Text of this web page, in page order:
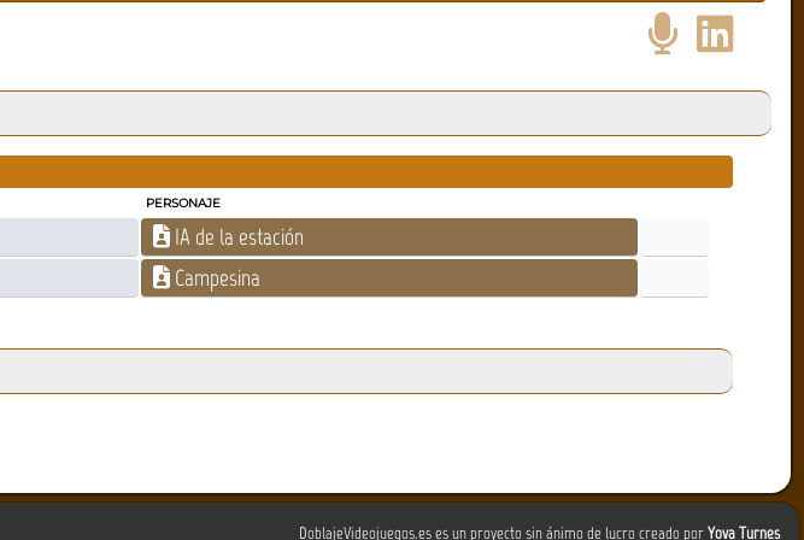
PERSONAJE
IA de la estación
Campesina
DoblajeVideojuegos.es es un proyecto sin ánimo de lucro creado porYova Turnes